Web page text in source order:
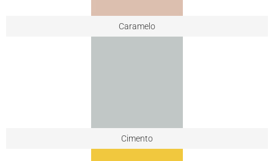
Caramelo
Cimento